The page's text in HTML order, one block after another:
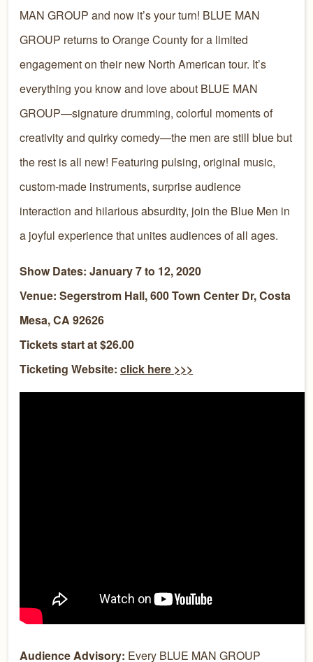
MAN GROUP and now it’s your turn! BLUE MAN
GROUP returns to Orange County for a limited
engagement on their new North American tour. It’s
everything you know and love about BLUE MAN
GROUP—signature drumming, colorful moments of
creativity and quirky comedy—the men are still blue but
the rest is all new! Featuring pulsing, original music,
custom-made instruments, surprise audience
interaction and hilarious absurdity, join the Blue Men in
a joyful experience that unites audiences of all ages.
Show Dates: January 7 to 12, 2020
Venue: Segerstrom Hall, 600 Town Center Dr, Costa
Mesa, CA 92626
Tickets start at $26.00
Ticketing Website:click here >>>
Audience Advisory: Every BLUE MAN GROUP